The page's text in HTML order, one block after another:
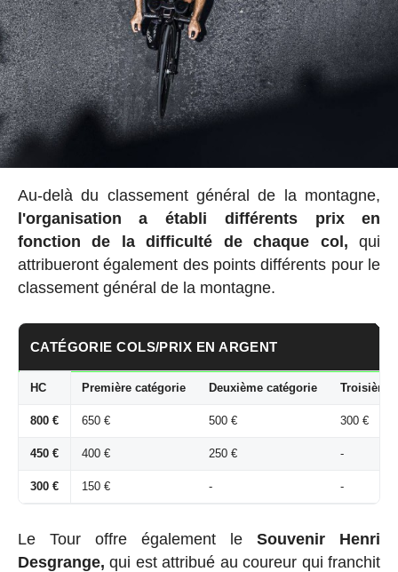
Au-delà du classement général de la montagne,
l'organisation a établi
différents prix en
fonction de la difficulté de chaque col, qui
attribueront également des points différents pour le
classement général de la montagne.
CATÉGORIE COLS/PRIX EN ARGENT
HC Première catégorie Deuxième catégorie Troisième
800 € 650 € 500 € 300 €
450 € 400 € 250 € -
300 € 150 € - -
Le Tour offre également leSouvenir Henri
Desgrange, qui est attribué au coureur qui franchit